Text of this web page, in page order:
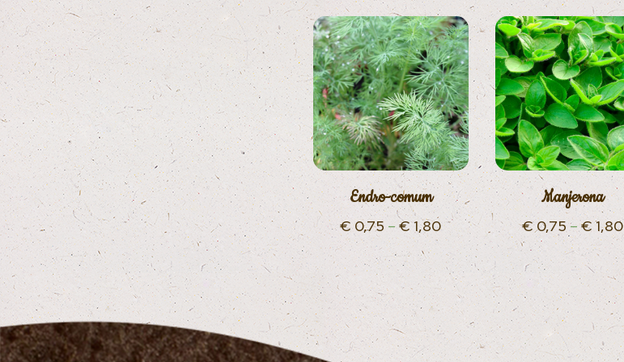
Endro-comum
€ 0,75 –€1,80
Manjerona
€0,75 –€1,80